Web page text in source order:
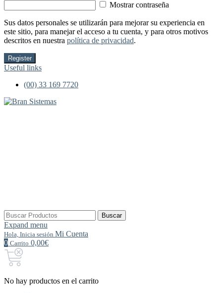
Mostrar contraseña
Sus datos personales se utilizarán para mejorar su experiencia en
este sitio, para manejar el acceso a tu cuenta, y para otros motivos
descritos en nuestra política de privacidad.
Register
Useful links
(00) 33 169 7720
Buscar
por:
Buscar
Expand menu
Hola, Inicia sesión Mi Cuenta
0 Carrito 0,00€
No hay productos en el carrito